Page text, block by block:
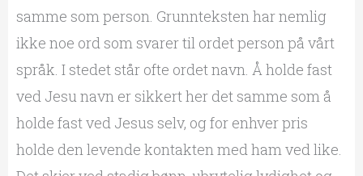
samme som person. Grunnteksten har nemlig
ikke noe ord som svarer til ordet person på vårt
språk. I stedet står ofte ordet navn. Å holde fast
ved Jesu navn er sikkert her det samme som å
holde fast ved Jesus selv, og for enhver pris
holde den levende kontakten med ham ved like.